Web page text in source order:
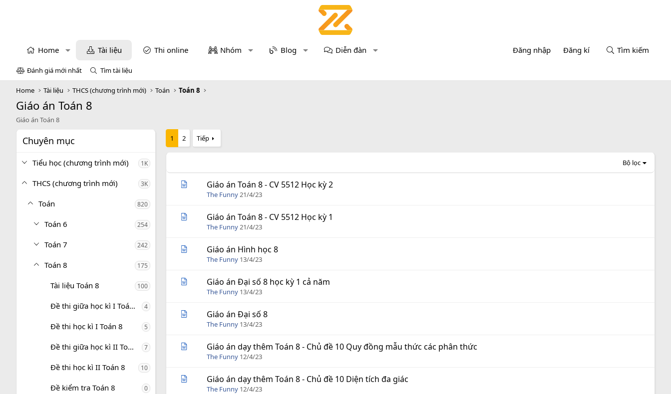
Home Tài liệu Thi online Nhóm Blog Diễn đàn Đăng nhập Đăng kí Tìm kiếm
Đánh giá mới nhất Tìm tài liệu
Home Tài liệu THCS (chương trình mới) Toán Toán 8
Giáo án Toán 8
Giáo án Toán 8
Chuyên mục
Tiểu học (chương trình mới) 1K
THCS (chương trình mới) 3K
Toán 820
Toán 6 254
Toán 7 242
Toán 8 175
Tài liệu Toán 8 100
Đề thi giữa học kì I Toán 8 4
Đề thi học kì I Toán 8 5
Đề thi giữa học kì II Toán 8 7
Đề thi học kì II Toán 8 10
Đề kiểm tra Toán 8 0
1 2 Tiếp
Bộ lọc
Giáo án Toán 8 - CV 5512 Học kỳ 2
The Funny21/4/23
Giáo án Toán 8 - CV 5512 Học kỳ 1
The Funny21/4/23
Giáo án Hình học 8
The Funny 13/4/23
Giáo án Đại số 8 học kỳ 1 cả năm
The Funny 13/4/23
Giáo án Đại số 8
The Funny 13/4/23
Giáo án dạy thêm Toán 8 - Chủ đề 10 Quy đồng mẫu thức các phân thức
The Funny 12/4/23
Giáo án dạy thêm Toán 8 - Chủ đề 10 Diện tích đa giác
The Funny 12/4/23